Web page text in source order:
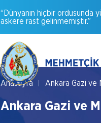
“Dünyanın hiçbir ordusunda
askere rast gelinmemiştir.”
Anasayfa Ankara Gazi ve
Ankara Gazi ve